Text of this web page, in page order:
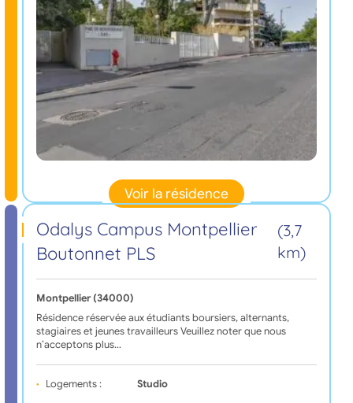
Voir la résidence
Odalys Campus Montpellier
Boutonnet PLS
(3,7
km)
Montpellier (34000)
Résidence réservée aux étudiants boursiers, alternants,
stagiaires et jeunes travailleurs Veuillez noter que nous
n’acceptons plus…
Logements : Studio